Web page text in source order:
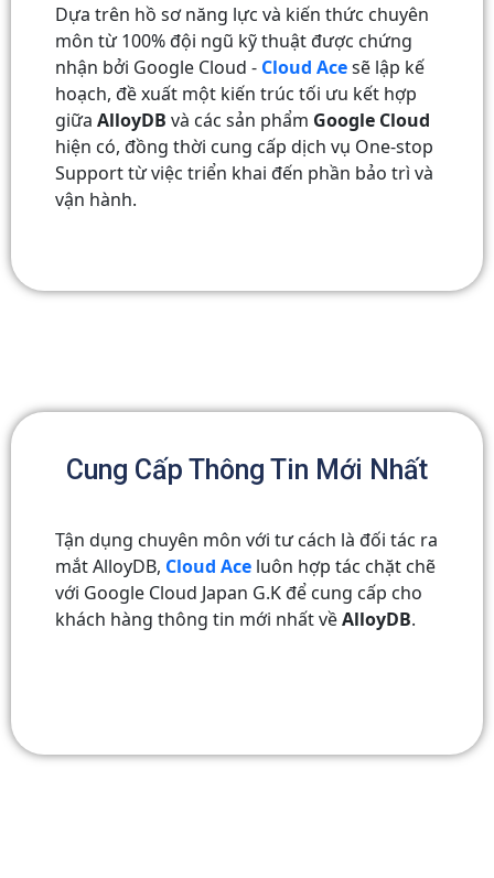
Dựa trên hồ sơ năng lực và kiến ​​thức chuyên
môn từ 100% đội ngũ kỹ thuật được chứng
nhận bởi Google Cloud - Cloud Acesẽ lập kế
hoạch, đề xuất một kiến ​​trúc tối ưu kết hợp
giữa AlloyDB và các sản phẩm Google Cloud
hiện có, đồng thời cung cấp dịch vụ One-stop
Support từ việc triển khai đến phần bảo trì và
vận hành.
Cung Cấp Thông Tin Mới Nhất
Tận dụng chuyên môn với tư cách là đối tác ra
mắt AlloyDB, Cloud Ace luôn hợp tác chặt chẽ
với Google Cloud Japan G.K để cung cấp cho
khách hàng thông tin mới nhất vềAlloyDB.